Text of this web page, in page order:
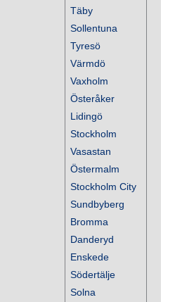
Täby
Sollentuna
Tyresö
Värmdö
Vaxholm
Österåker
Lidingö
Stockholm
Vasastan
Östermalm
Stockholm City
Sundbyberg
Bromma
Danderyd
Enskede
Södertälje
Solna